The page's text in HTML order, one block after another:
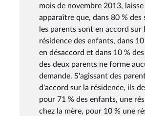
mois de novembre 2013, laisse
apparaître que, dans 80 % des
les parents sont en accord sur
résidence des enfants, dans
en désaccord et dans 10 %
des deux parents ne forme
demande. S'agissant des
d'accord sur la résidence, ils
pour 71 % des enfants, une
chez la mère, pour 10 % une